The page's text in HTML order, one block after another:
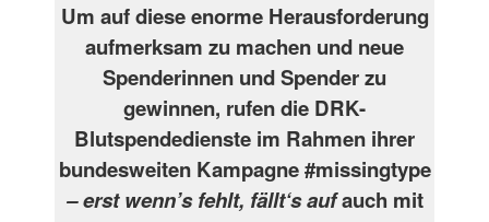
Um auf diese enorme Herausforderung
aufmerksam zu machen und neue
Spenderinnen und Spender zu
gewinnen, rufen die DRK-
Blutspendedienste im Rahmen ihrer
bundesweiten Kampagne #missingtype
– erst wenn’s fehlt, fällt‘s aufauch mit